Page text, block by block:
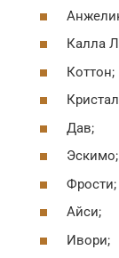
Калла
Коттон;
Дав;
Эскимо;
Фрости;
Айси;
Ивори;